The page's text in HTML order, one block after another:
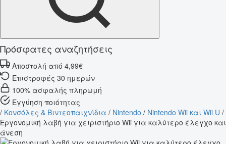
Πρόσφατες αναζητήσεις
Αποστολή από 4,99€
Επιστροφές 30 ημερών
100% ασφαλής πληρωμή
Εγγύηση ποιότητας
/ Κονσόλες & Βιντεοπαιχνίδια / Nintendo / Nintendo Wii και Wii U /
Εργονομική λαβή για χειριστήριο Wii για καλύτερο έλεγχο και
άνεση